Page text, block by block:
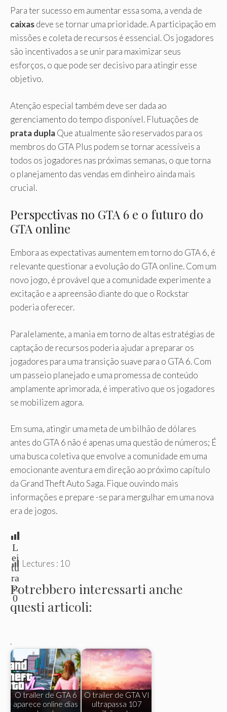
Para ter sucesso em aumentar essa soma, a venda de
caixasdeve se tornar uma prioridade. A participação em
missões e coleta de recursos é essencial. Os jogadores
são incentivados a se unir para maximizar seus
esforços, o que pode ser decisivo para atingir esse
objetivo.
Atenção especial também deve ser dada ao
gerenciamento do tempo disponível. Flutuações de
prata duplaQue atualmente são reservados para os
membros do GTA Plus podem se tornar acessíveis a
todos os jogadores nas próximas semanas, o que torna
o planejamento das vendas em dinheiro ainda mais
crucial.
Perspectivas no GTA 6 e o ​​futuro do
GTA online
Embora as expectativas aumentem em torno do GTA 6, é
relevante questionar a evolução do GTA online. Com um
novo jogo, é provável que a comunidade experimente a
excitação e a apreensão diante do que o Rockstar
poderia oferecer.
Paralelamente, a mania em torno de altas estratégias de
captação de recursos poderia ajudar a preparar os
jogadores para uma transição suave para o GTA 6. Com
um passeio planejado e uma promessa de conteúdo
amplamente aprimorada, é imperativo que os jogadores
se mobilizem agora.
Em suma, atingir uma meta de um bilhão de dólares
antes do GTA 6 não é apenas uma questão de números; É
uma busca coletiva que envolve a comunidade em uma
emocionante aventura em direção ao próximo capítulo
da Grand Theft Auto Saga. Fique ouvindo mais
informações e prepare -se para mergulhar em uma nova
era de jogos.
L
ei
tu
ra
s:
0
Lectures : 10
Potrebbero interessarti anche
questi articoli:
.
O trailer de GTA 6
aparece online dias
O trailer de GTA VI
ultrapassa 107